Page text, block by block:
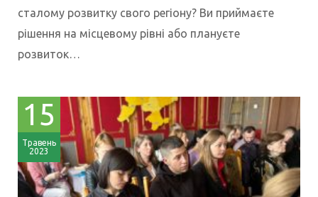
сталому розвитку свого регіону? Ви приймаєте
рішення на місцевому рівні або плануєте
розвиток…
15
Травень
2023